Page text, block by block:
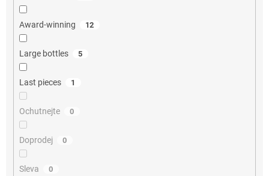
Award-winning 12
Large bottles 5
Last pieces 1
Ochutnejte 0
Doprodej 0
Sleva 0